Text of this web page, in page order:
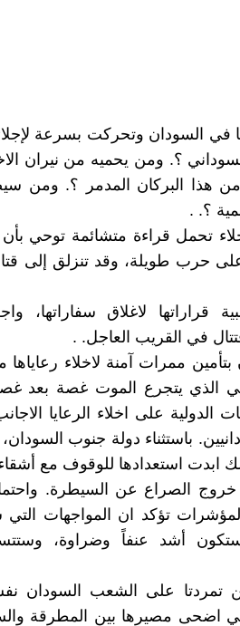
في السودان وتحركت بسرعة
؟. ومن يحميه من نيران
من هذا البركان المدمر ؟. ومن
؟. .
تحمل قراءة متشائمة توحي
حرب طويلة، وقد تنزلق إلى
قراراتها لاغلاق سفاراتها،
في القريب العاجل. .
ممرات آمنة لاخلاء
الذي يتجرع الموت غصة بعد
على اخلاء الرعايا
باستثناء دولة جنوب
ابدت استعدادها للوقوف مع
الصراع عن السيطرة.
تؤكد ان المواجهات التي
ستكون أشد عنفاً وضراوة،
تمردتا على الشعب السودان
اضحى مصيرها بين المطرقة